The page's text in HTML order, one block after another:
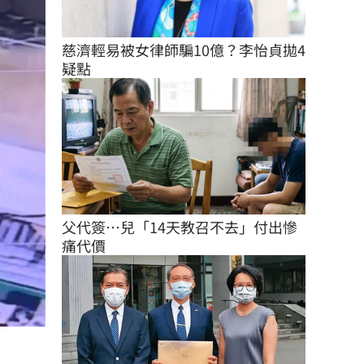
慈濟輕易被女律師騙10億？李怡貞拋4
疑點
父代簽…兒「14天教召不去」付出慘
痛代價